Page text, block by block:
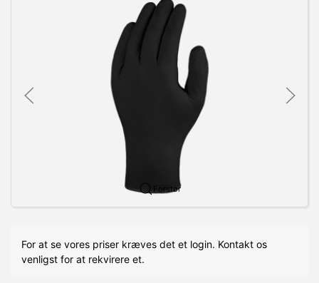
Forstør
For at se vores priser kræves det et login. Kontakt os
venligst for at rekvirere et.